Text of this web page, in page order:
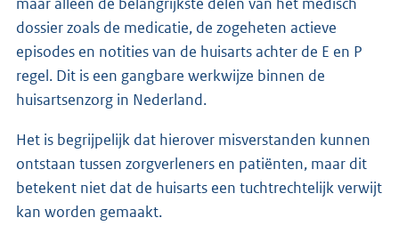
dossier zoals de medicatie, de zogeheten actieve
episodes en notities van de huisarts achter de E en P
regel. Dit is een gangbare werkwijze binnen de
huisartsenzorg in Nederland.
Het is begrijpelijk dat hierover misverstanden kunnen
ontstaan tussen zorgverleners en patiënten, maar dit
betekent niet dat de huisarts een tuchtrechtelijk verwijt
kan worden gemaakt.